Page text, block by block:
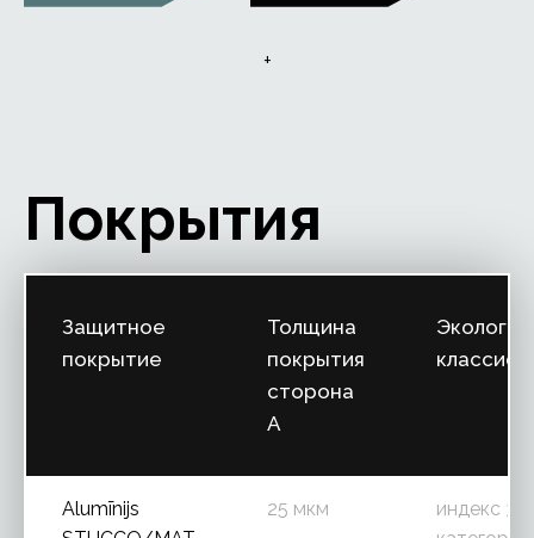
+
Покрытия
Защитное
покрытие
Толщина
покрытия
сторона
A
Alumīnijs
25 мкм
индекс 3